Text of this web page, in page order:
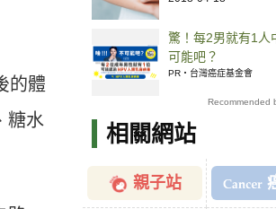
的體
糖水
驚！每2男就有1人
可能吧？
PR・台灣癌症基金會
Recommended
相關網站
親子站